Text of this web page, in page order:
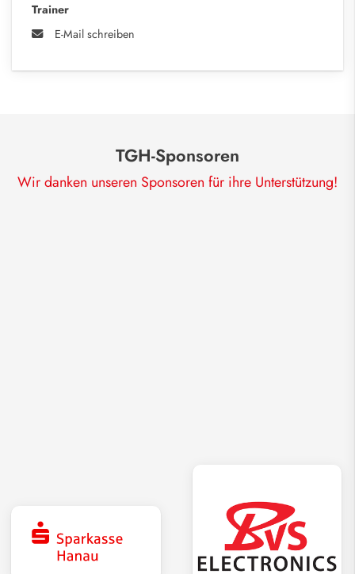
Trainer
E-Mail schreiben
TGH-Sponsoren
Wir danken unseren Sponsoren für ihre Unterstützung!